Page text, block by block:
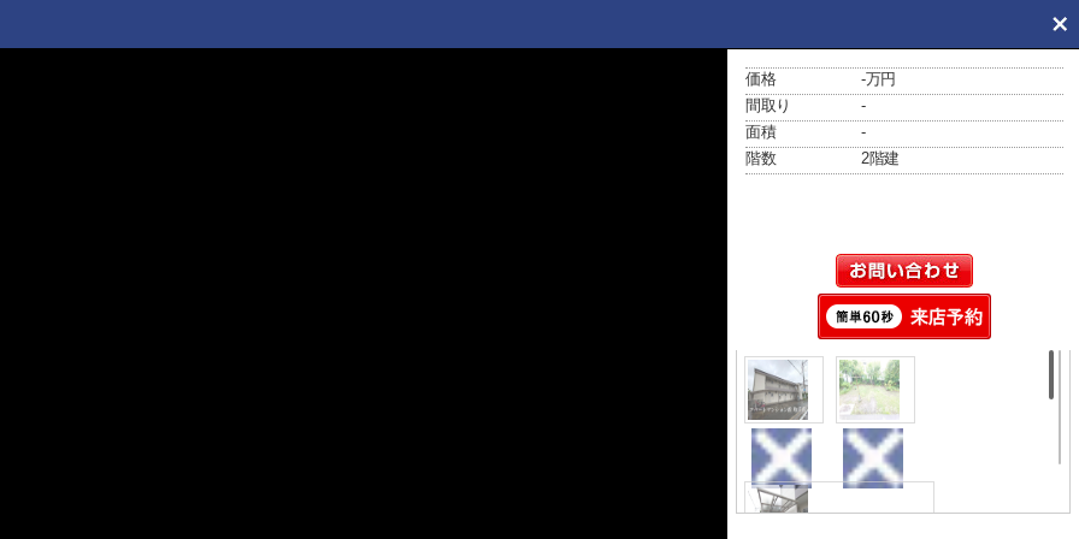
価格
-万円
間取り
-
面積
-
階数
2階建
外観 展望